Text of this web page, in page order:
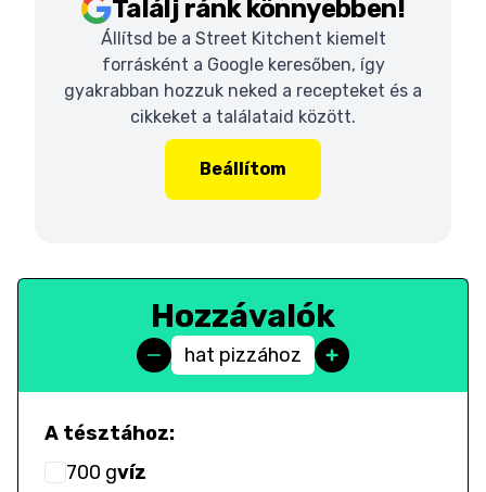
Találj ránk könnyebben!
Állítsd be a Street Kitchent kiemelt
forrásként a Google keresőben, így
gyakrabban hozzuk neked a recepteket és a
cikkeket a találataid között.
Beállítom
Hozzávalók
hat pizzához
A tésztához:
700 gvíz